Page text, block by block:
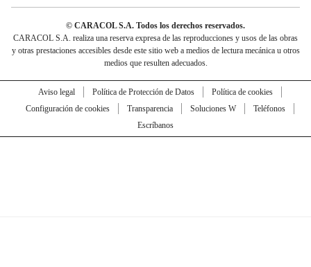
© CARACOL S.A. Todos los derechos reservados.
CARACOL S.A. realiza una reserva expresa de las reproducciones y usos de las obras
y otras prestaciones accesibles desde este sitio web a medios de lectura mecánica u otros
medios que resulten adecuados.
Aviso legal Política de Protección de Datos
Política de cookies
Configuración de cookies
Transparencia Soluciones W
Teléfonos
Escríbanos